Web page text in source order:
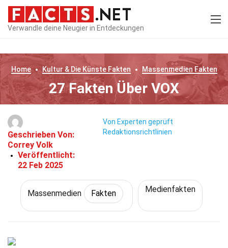
Verwandle deine Neugier in Entdeckungen
Home Kultur & Die KünsteFakten Massenmedien Fakten
27 Fakten Über VOX
Geschrieben Von:
Correy Volk
Veröffentlicht:
22 Feb 2025
Von Experten geprüft
Redaktionsrichtlinien
Massenmedien Fakten Medienfakten